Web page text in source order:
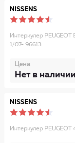
NISSENS
Интеркулер PEUGEOT
1/07- 96613
Цена
Нет в наличии
NISSENS
Интеркулер